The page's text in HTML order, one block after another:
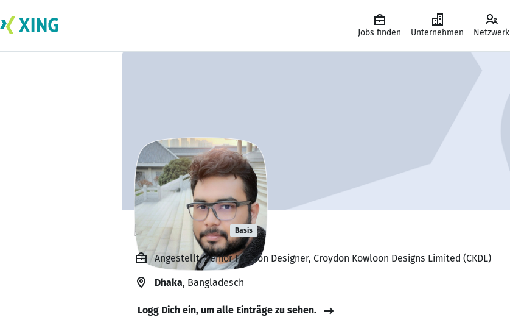
Jobs finden Unternehmen Netzwerk
Rafi Chayon Basis
Angestellt, Senior Fashion Designer, Croydon Kowloon Designs Limited (CKDL)
Dhaka, Bangladesch
Logg Dich ein, um alle Einträge zu sehen.